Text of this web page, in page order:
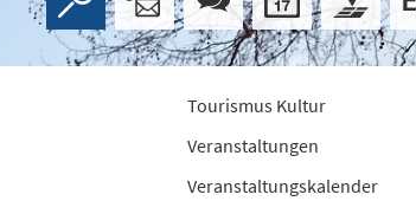
Tourismus Kultur
Veranstaltungen
Veranstaltungskalender